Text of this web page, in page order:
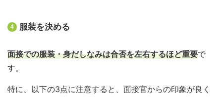
4 服装を決める
面接での服装・身だしなみは合否を左右するほど重要で
す。
特に、以下の3点に注意すると、面接官からの印象が良く